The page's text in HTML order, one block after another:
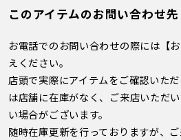
このアイテムのお問い合わせ先
お電話でのお問い合わせの際には【
えください。
店頭で実際にアイテムをご確認いた
は店舗に在庫がなく、ご来店いただ
い場合がございます。
随時在庫更新を行っておりますが、